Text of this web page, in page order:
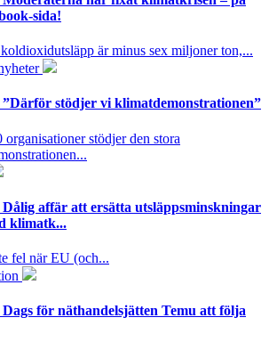
sida!
är minus sex miljoner ton,...
”Därför stödjer vi klimatdemonstrationen”
organisationer stödjer den stora
Dålig affär att ersätta utsläppsminskningar
klimatk...
fel när EU (och...
Dags för näthandelsjätten Temu att följa